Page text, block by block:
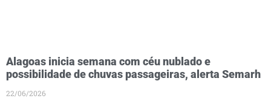
Alagoas inicia semana com céu nublado e
possibilidade de chuvas passageiras, alerta Semarh
22/06/2026